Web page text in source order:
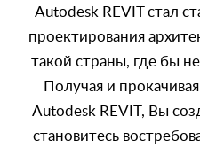
Autodesk REVIT стал
проектирования
такой страны, где бы
Получая и
Autodesk REVIT, Вы
становитесь